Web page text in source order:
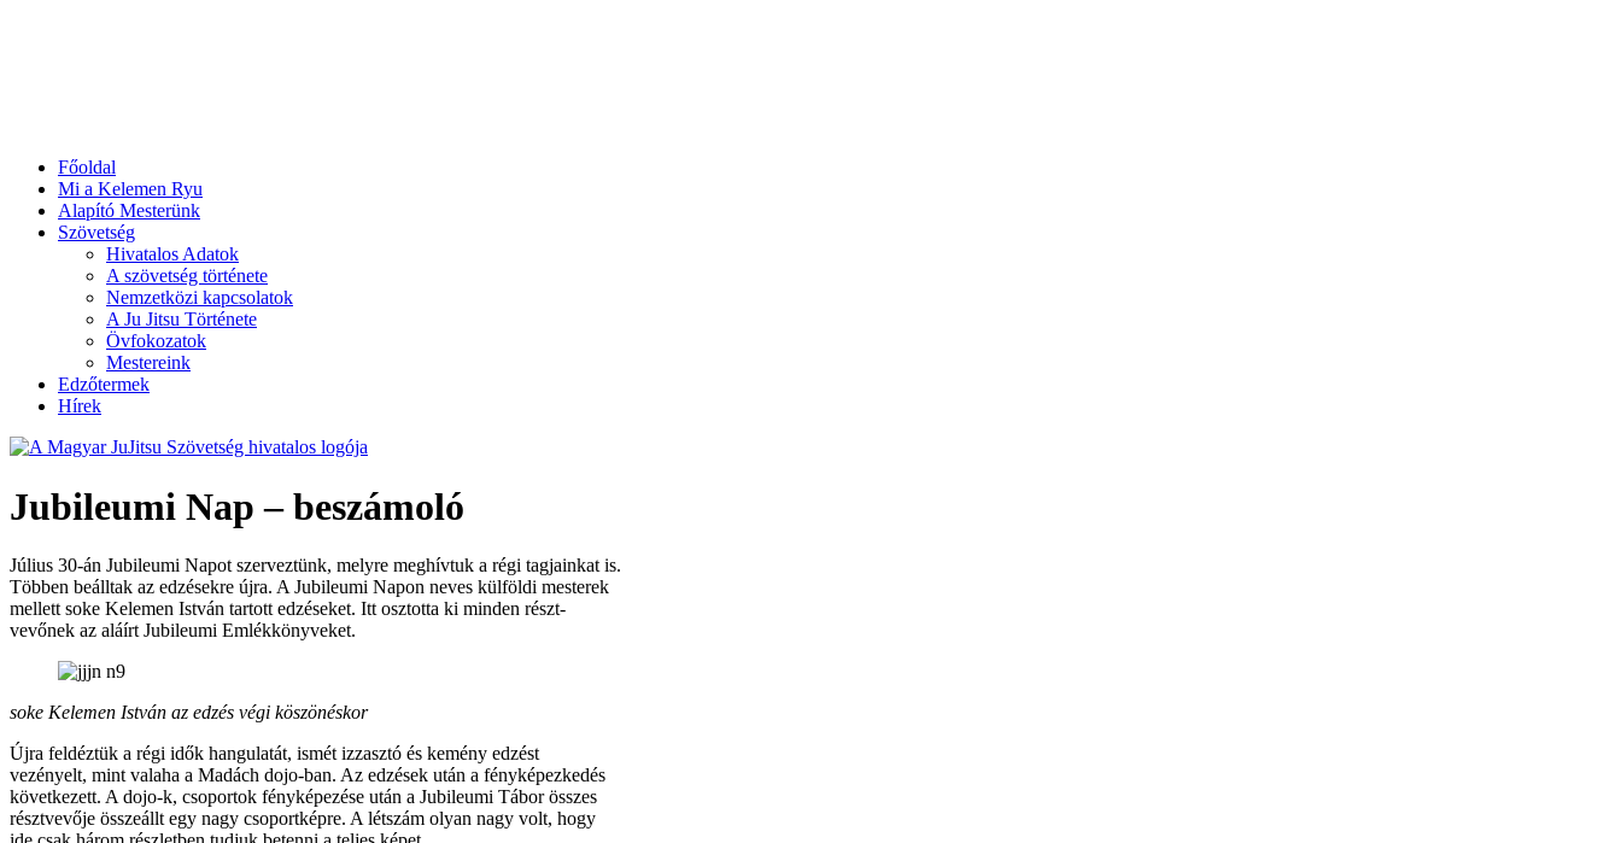
Főoldal
Mi a Kelemen Ryu
Alapító Mesterünk
Szövetség
Hivatalos Adatok
A szövetség története
Nemzetközi kapcsolatok
A Ju Jitsu Története
Övfokozatok
Mestereink
Edzőtermek
Hírek
Jubileumi Nap – beszámoló
Július 30-án Jubileumi Napot szerveztünk, melyre meghívtuk a régi tagjainkat is.
Többen beálltak az edzésekre újra. A Jubileumi Napon neves külföldi mesterek
mellett soke Kelemen István tartott edzéseket. Itt osztotta ki minden részt-
vevőnek az aláírt Jubileumi Emlékkönyveket.
soke Kelemen István az edzés végi köszönéskor
Újra feldéztük a régi idők hangulatát, ismét izzasztó és kemény edzést
vezényelt, mint valaha a Madách dojo-ban. Az edzések után a fényképezkedés
következett. A dojo-k, csoportok fényképezése után a Jubileumi Tábor összes
résztvevője összeállt egy nagy csoportképre. A létszám olyan nagy volt, hogy